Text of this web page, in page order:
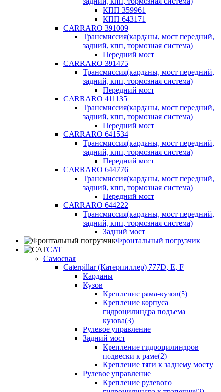
КПП 359961
КПП 643171
CARRARO 391009
Трансмиссия(карданы, мост передний,
задний, кпп, тормозная система)
Передний мост
CARRARO 391475
Трансмиссия(карданы, мост передний,
задний, кпп, тормозная система)
Передний мост
CARRARO 411135
Трансмиссия(карданы, мост передний,
задний, кпп, тормозная система)
Передний мост
CARRARO 641534
Трансмиссия(карданы, мост передний,
задний, кпп, тормозная система)
Передний мост
CARRARO 644776
Трансмиссия(карданы, мост передний,
задний, кпп, тормозная система)
Передний мост
CARRARO 644222
Трансмиссия(карданы, мост передний,
задний, кпп, тормозная система)
Задний мост
Фронтальный погрузчик
CAT
Самосвал
Caterpillar (Катерпиллер) 777D, E, F
Карданы
Кузов
Крепление рама-кузов(5)
Крепление корпуса
гидроцилиндра подъема
кузова(3)
Рулевое управление
Задний мост
Крепление гидроцилиндров
подвески к раме(2)
Крепление тяги к заднему мосту
Рулевое управление
Крепление рулевого